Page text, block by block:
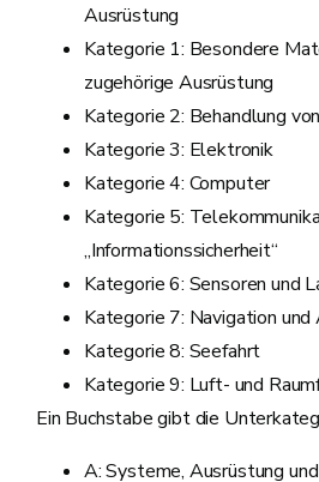
Ausrüstung
Kategorie 1: Besondere
zugehörige Ausrüstung
Kategorie 2: Behandlung
Kategorie 3: Elektronik
Kategorie 4: Computer
Kategorie 5:
„Informationssicherheit“
Kategorie 6: Sensoren und
Kategorie 7: Navigation und
Kategorie 8: Seefahrt
Kategorie 9: Luft- und
Ein Buchstabe gibt die
A: Systeme, Ausrüstung